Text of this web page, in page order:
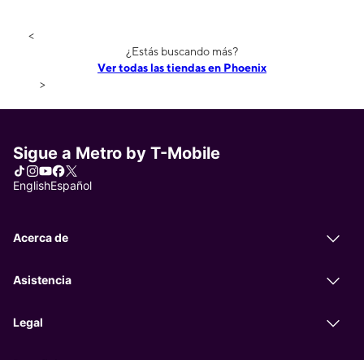
<
¿Estás buscando más?
Ver todas las tiendas en Phoenix
>